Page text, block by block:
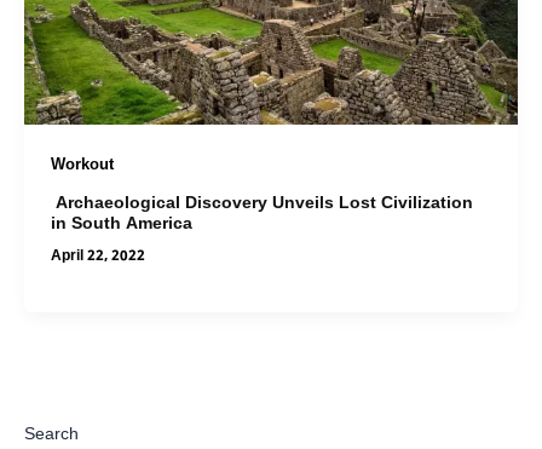
Workout
Archaeological Discovery Unveils Lost Civilization
in South America
April 22, 2022
Search